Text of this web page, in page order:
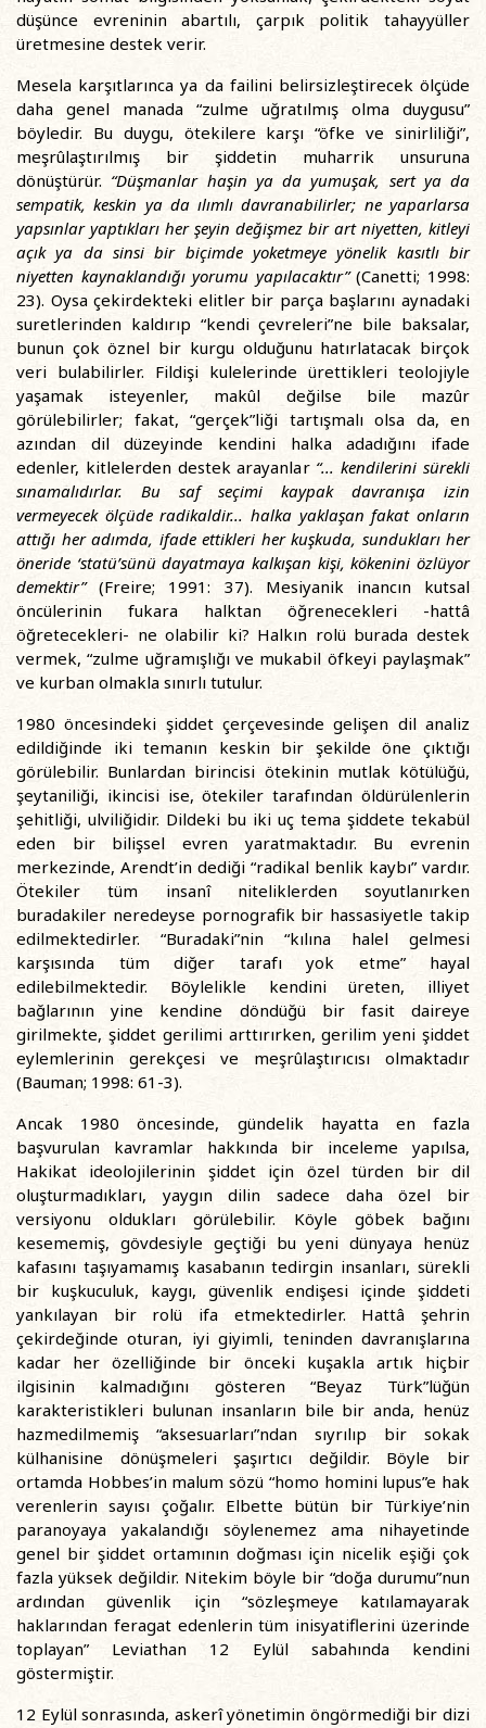
düşünce evreninin abartılı, çarpık politik tahayyüller
üretmesine destek verir.
Mesela karşıtlarınca ya da failini belirsizleştirecek ölçüde
daha genel manada “zulme uğratılmış olma duygusu”
böyledir. Bu duygu, ötekilere karşı “öfke ve sinirliliği”,
meşrûlaştırılmış bir şiddetin muharrik unsuruna
dönüştürür. “Düşmanlar haşin ya da yumuşak, sert ya da
sempatik, keskin ya da ılımlı davranabilirler; ne yaparlarsa
yapsınlar yaptıkları her şeyin değişmez bir art niyetten, kitleyi
açık ya da sinsi bir biçimde yoketmeye yönelik kasıtlı bir
niyetten kaynaklandığı yorumu yapılacaktır”(Canetti; 1998:
23). Oysa çekirdekteki elitler bir parça başlarını aynadaki
suretlerinden kaldırıp “kendi çevreleri”ne bile baksalar,
bunun çok öznel bir kurgu olduğunu hatırlatacak birçok
veri bulabilirler. Fildişi kulelerinde ürettikleri teolojiyle
yaşamak isteyenler, makûl değilse bile mazûr
görülebilirler; fakat, “gerçek”liği tartışmalı olsa da, en
azından dil düzeyinde kendini halka adadığını ifade
edenler, kitlelerden destek arayanlar “... kendilerini sürekli
sınamalıdırlar. Bu saf seçimi kaypak davranışa izin
vermeyecek ölçüde radikaldir... halka yaklaşan fakat onların
attığı her adımda, ifade ettikleri her kuşkuda, sundukları her
öneride ‘statü’sünü dayatmaya kalkışan kişi, kökenini özlüyor
demektir”(Freire; 1991: 37). Mesiyanik inancın kutsal
öncülerinin fukara halktan öğrenecekleri -hattâ
öğretecekleri- ne olabilir ki? Halkın rolü burada destek
vermek, “zulme uğramışlığı ve mukabil öfkeyi paylaşmak”
ve kurban olmakla sınırlı tutulur.
1980 öncesindeki şiddet çerçevesinde gelişen dil analiz
edildiğinde iki temanın keskin bir şekilde öne çıktığı
görülebilir. Bunlardan birincisi ötekinin mutlak kötülüğü,
şeytaniliği, ikincisi ise, ötekiler tarafından öldürülenlerin
şehitliği, ulviliğidir. Dildeki bu iki uç tema şiddete tekabül
eden bir bilişsel evren yaratmaktadır. Bu evrenin
merkezinde, Arendt’in dediği “radikal benlik kaybı” vardır.
Ötekiler tüm insanî niteliklerden soyutlanırken
buradakiler neredeyse pornografik bir hassasiyetle takip
edilmektedirler. “Buradaki”nin “kılına halel gelmesi
karşısında tüm diğer tarafı yok etme” hayal
edilebilmektedir. Böylelikle kendini üreten, illiyet
bağlarının yine kendine döndüğü bir fasit daireye
girilmekte, şiddet gerilimi arttırırken, gerilim yeni şiddet
eylemlerinin gerekçesi ve meşrûlaştırıcısı olmaktadır
(Bauman; 1998: 61-3).
Ancak 1980 öncesinde, gündelik hayatta en fazla
başvurulan kavramlar hakkında bir inceleme yapılsa,
Hakikat ideolojilerinin şiddet için özel türden bir dil
oluşturmadıkları, yaygın dilin sadece daha özel bir
versiyonu oldukları görülebilir. Köyle göbek bağını
kesememiş, gövdesiyle geçtiği bu yeni dünyaya henüz
kafasını taşıyamamış kasabanın tedirgin insanları, sürekli
bir kuşkuculuk, kaygı, güvenlik endişesi içinde şiddeti
yankılayan bir rolü ifa etmektedirler. Hattâ şehrin
çekirdeğinde oturan, iyi giyimli, teninden davranışlarına
kadar her özelliğinde bir önceki kuşakla artık hiçbir
ilgisinin kalmadığını gösteren “Beyaz Türk”lüğün
karakteristikleri bulunan insanların bile bir anda, henüz
hazmedilmemiş “aksesuarları”ndan sıyrılıp bir sokak
külhanisine dönüşmeleri şaşırtıcı değildir. Böyle bir
ortamda Hobbes’in malum sözü “homo homini lupus”e hak
verenlerin sayısı çoğalır. Elbette bütün bir Türkiye’nin
paranoyaya yakalandığı söylenemez ama nihayetinde
genel bir şiddet ortamının doğması için nicelik eşiği çok
fazla yüksek değildir. Nitekim böyle bir “doğa durumu”nun
ardından güvenlik için “sözleşmeye katılamayarak
haklarından feragat edenlerin tüm inisyatiflerini üzerinde
toplayan” Leviathan 12 Eylül sabahında kendini
göstermiştir.
12 Eylül sonrasında, askerî yönetimin öngörmediği bir dizi